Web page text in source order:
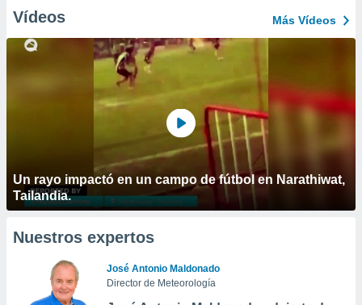
Vídeos Más Vídeos
Un rayo impactó en un campo de fútbol en Narathiwat,
Tailandia.
Nuestros expertos
José Antonio Maldonado
Director de Meteorología